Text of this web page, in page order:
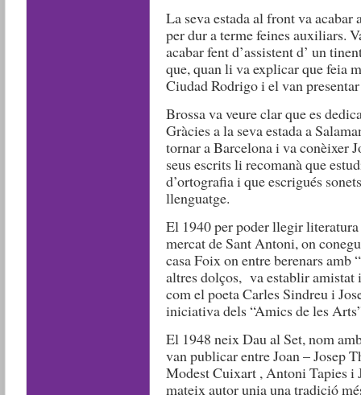
La seva estada al front va
per dur a terme feines auxiliars.
acabar fent d’assistent d’ un
que, quan li va explicar que feia
Ciudad Rodrigo i el van
Brossa va veure clar que es
Gràcies a la seva estada a
tornar a Barcelona i va conèixer
seus escrits li recomanà que
d’ortografia i que escrigués
llenguatge.
El 1940 per poder llegir literatura
mercat de Sant Antoni, on
casa Foix on entre berenars amb
altres dolços, va establir amistat
com el poeta Carles Sindreu i
iniciativa dels “Amics de les
El 1948 neix Dau al Set, nom
van publicar entre Joan – Josep
Modest Cuixart , Antoni Tapies i
mateix autor unia una tradició